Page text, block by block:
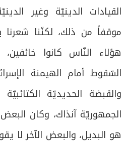
القيادات الدينيّة وغير
موقفاً من ذلك، لكنّنا شعرنا
هؤلاء النّاس كانوا
السّقوط أمام الهيمنة
والقبضة الحديديّة
الجمهوريّة آنذاك، وكان
هو البديل، والبعض الآخر لا